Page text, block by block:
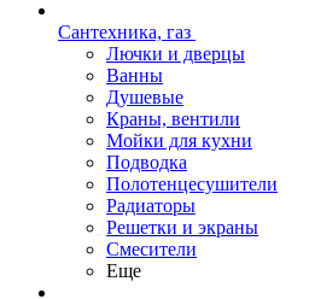
Сантехника, газ
Лючки и дверцы
Ванны
Душевые
Краны, вентили
Мойки для кухни
Подводка
Полотенцесушители
Радиаторы
Решетки и экраны
Смесители
Еще